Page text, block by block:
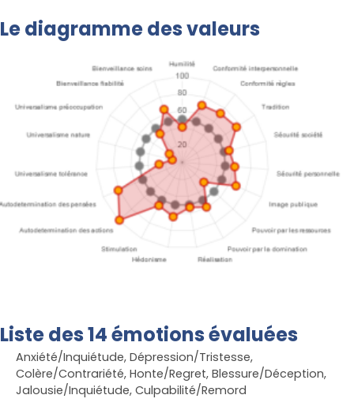
Le diagramme des valeurs
Liste des 14 émotions évaluées
Anxiété/Inquiétude, Dépression/Tristesse,
Colère/Contrariété, Honte/Regret, Blessure/Déception,
Jalousie/Inquiétude, Culpabilité/Remord